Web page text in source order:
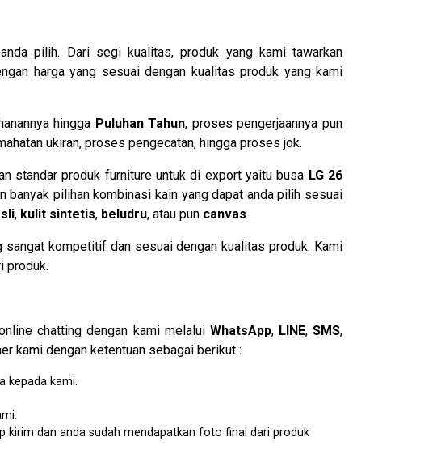
pilih. Dari segi kualitas, produk yang kami tawarkan
harga yang sesuai dengan kualitas produk yang kami
hingga Puluhan Tahun, proses pengerjaannya pun
ukiran, proses pengecatan, hingga proses jok.
standar produk furniture untuk di export yaitu busa LG 26
pilihan kombinasi kain yang dapat anda pilih sesuai
, kulit sintetis, beludru, atau pun canvas
kompetitif dan sesuai dengan kualitas produk. Kami
produk.
chatting dengan kami melalui WhatsApp, LINE,SMS,
kami dengan ketentuan sebagai berikut :
kepada kami.
kirim dan anda sudah mendapatkan foto final dari produk